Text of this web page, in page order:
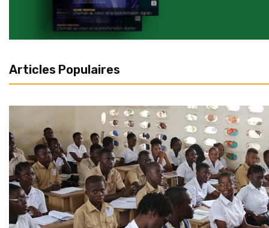
Articles Populaires